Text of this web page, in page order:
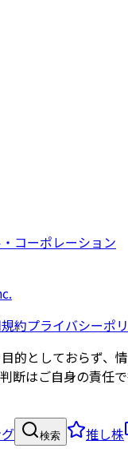
コーポレーション
約プライバシーポ
的としておらず、
断はご自身の責任
検索 推し株